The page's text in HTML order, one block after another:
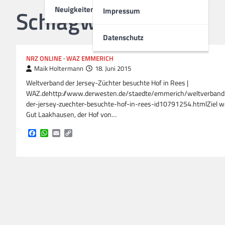
Neuigkeiten Impressum
Datenschutz
Schlagwort:Jersey
NRZ ONLINE WAZ EMMERICH
Maik Holtermann
18. Juni 2015
Weltverband der Jersey-Züchter besuchte Hof in Rees |
WAZ.dehttp://www.derwesten.de/staedte/emmerich/
der-jersey-zuechter-besuchte-hof-in-rees-id10791254.htmlZiel
Gut Laakhausen, der Hof von…
Facebook
WhatsApp
Email